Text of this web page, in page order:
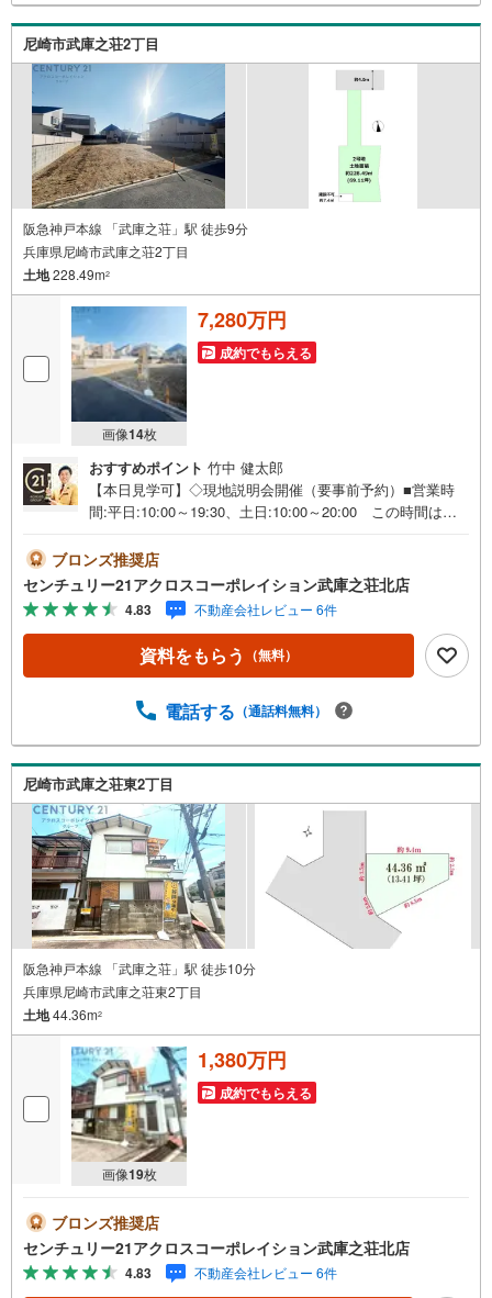
台の新築戸建や、1000万円台の中古マンションを始め多数
物件を取り扱っています。Yahoo！不動産に掲載しきれな
い物件もご紹介できます。お気軽にお問合せください。弊
社ホームページへは「C21アクロス」で検索！
尼崎市武庫之荘2丁目
阪急神戸本線 「武庫之荘」駅 徒歩9分
兵庫県尼崎市武庫之荘2丁目
土地228.49m2
画像14枚
7,280万円
成約でもらえる
おすすめポイント 竹中 健太郎
【本日見学可】◇現地説明会開催（要事前予約）■営業時
間:平日:10:00～19:30、土日:10:00～20:00 この時間はお
庫之荘駅徒歩9分の第一種低層地域に指定された閑静な住宅
地エリアに全2区画の分譲地誕生です。＝＝センチュリー21
アクロスグループの3つの特徴＝＝＝■センチュリー21グル
ープで28年連続No.1（1997年～2024年兵庫地区仲介実績）
尼崎・伊丹・西宮・宝塚にて8店舗展開中。阪神間での購
入や売却は当店にお任せ下さい■お客様駐車場、キッズスペ
しも大歓迎です。 お子様連れでもご安心ください。■取り
台の新築戸建や、1000万円台の中古マンションを始め多数
物件を取り扱っています。Yahoo！不動産に掲載しきれな
い物件もご紹介できます。お気軽にお問合せください。弊
社ホームページへは「C21アクロス」で検索！
ブロンズ推奨店
センチュリー21アクロスコーポレイション武庫之荘北店
4.83 不動産会社レビュー 6件
資料をもらう （無料）
電話する （通話料無料）
尼崎市武庫之荘東2丁目
阪急神戸本線 「武庫之荘」駅 徒歩10分
兵庫県尼崎市武庫之荘東2丁目
土地44.36m2
画像19枚
1,380万円
成約でもらえる
ブロンズ推奨店
センチュリー21アクロスコーポレイション武庫之荘北店
4.83 不動産会社レビュー 6件